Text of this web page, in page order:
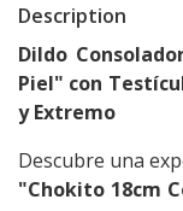
Description
Dildo
Piel" con
y Extremo
Descubre una
"Chokito 18cm